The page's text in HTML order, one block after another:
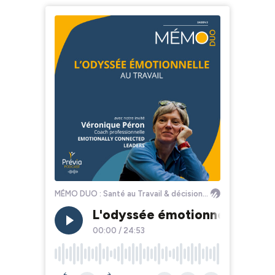
MÉMO DUO : Santé au Travail & décisions RH
L'odyssée émotionnelle au
00:00 / 24:53